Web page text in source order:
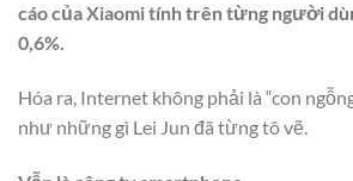
cáo của Xiaomi tính trên từng người
0,6%.
Hóa ra, Internet không phải là “con
như những gì Lei Jun đã từng tô vẽ.